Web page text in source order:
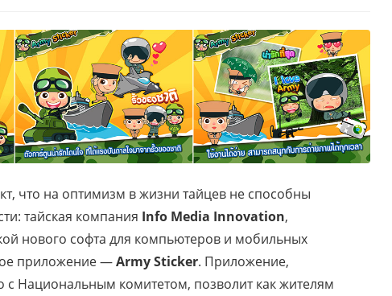
что на оптимизм в жизни тайцев не способны
тайская компания Info Media Innovation,
нового софта для компьютеров и мобильных
приложение —Army Sticker. Приложение,
с Национальным комитетом, позволит как жителям